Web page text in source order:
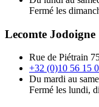
Fermé les
Lecomte Jodoigne
Rue de Piétrain
+32 (0)10 56 15
Du mardi au
Fermé les lundi,